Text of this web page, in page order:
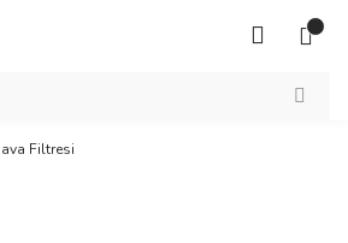
Filtresi